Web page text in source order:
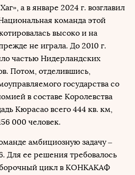
а в январе 2024 г. возглавил
команда этой
высоко и на
не играла. До 2010 г.
частью Нидерландских
Потом, отделившись,
государства со
в составе Королевства
Кюрасао всего 444 кв. км,
000 человек.
амбициозную задачу –
Для ее решения требовалось
цикл в КОНКАКАФ